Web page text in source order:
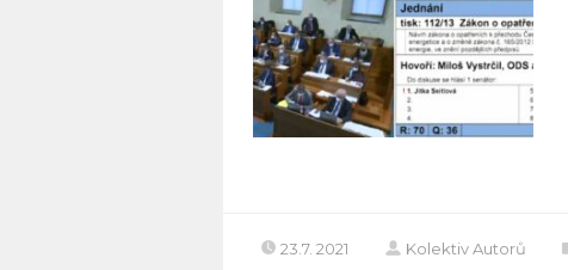
23.7. 2021 Kolektiv Autorů